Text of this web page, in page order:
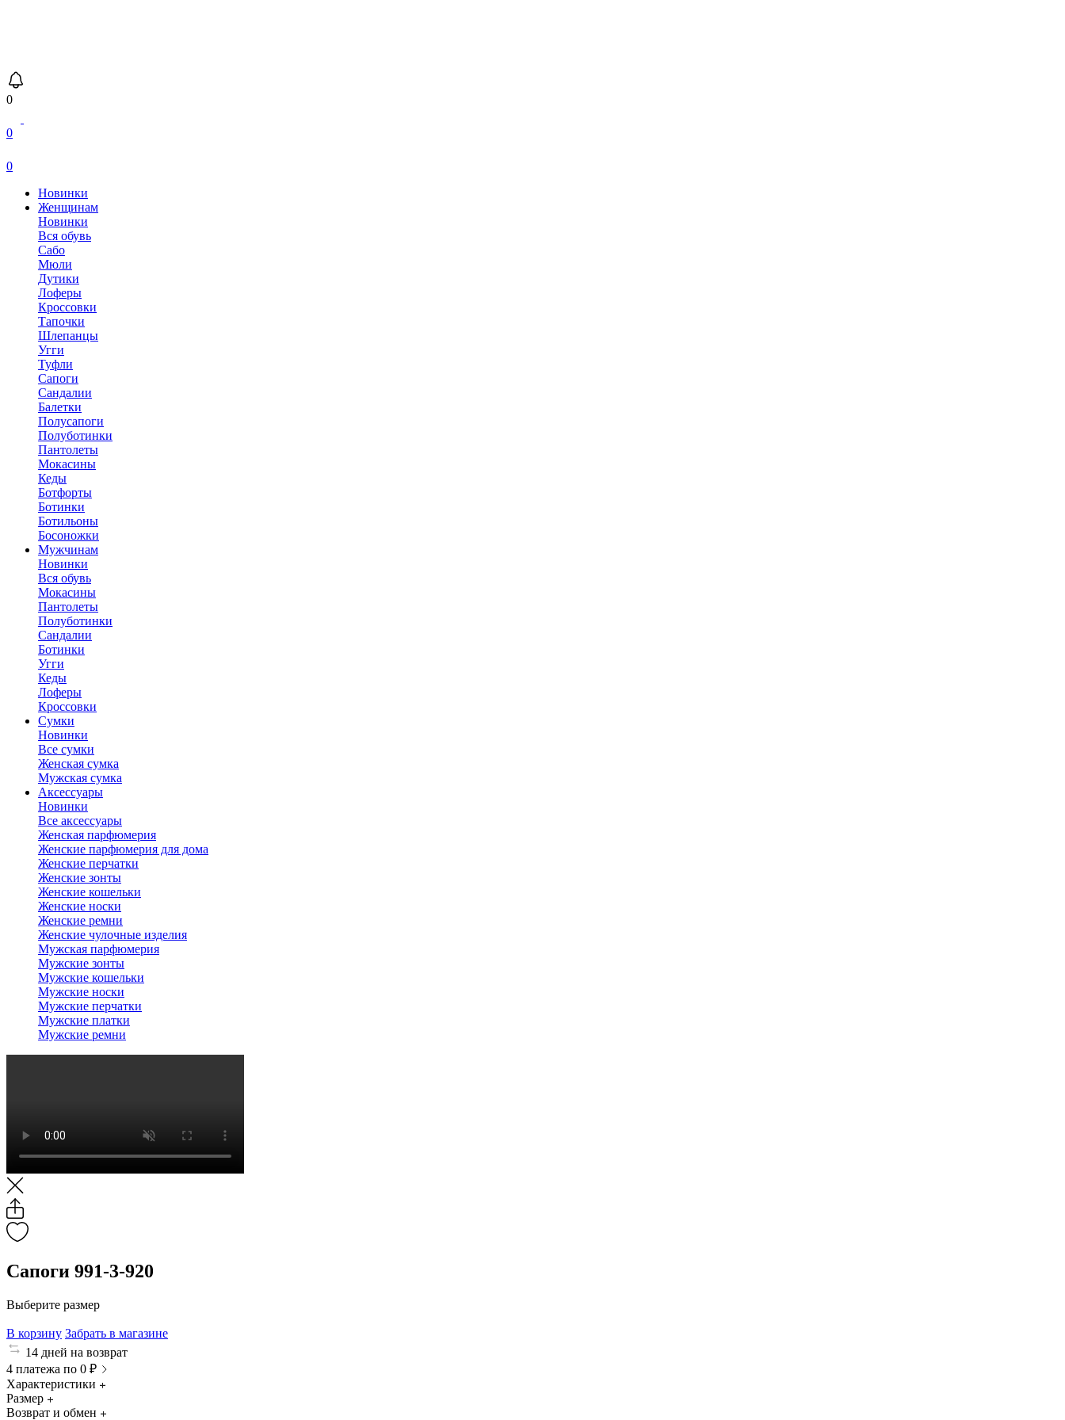
0
0
0
Новинки
Женщинам
Новинки
Вся обувь
Сабо
Мюли
Дутики
Лоферы
Кроссовки
Тапочки
Шлепанцы
Угги
Туфли
Сапоги
Сандалии
Балетки
Полусапоги
Полуботинки
Пантолеты
Мокасины
Кеды
Ботфорты
Ботинки
Ботильоны
Босоножки
Мужчинам
Новинки
Вся обувь
Мокасины
Пантолеты
Полуботинки
Сандалии
Ботинки
Угги
Кеды
Лоферы
Кроссовки
Сумки
Новинки
Все сумки
Женская сумка
Мужская сумка
Аксессуары
Новинки
Все аксессуары
Женская парфюмерия
Женские парфюмерия для дома
Женские перчатки
Женские зонты
Женские кошельки
Женские носки
Женские ремни
Женские чулочные изделия
Мужская парфюмерия
Мужские зонты
Мужские кошельки
Мужские носки
Мужские перчатки
Мужские платки
Мужские ремни
Сапоги 991-3-920
Выберите размер
В корзину Забрать в магазине
14 дней на возврат
4 платежа по 0 ₽
Характеристики
Размер
Возврат и обмен